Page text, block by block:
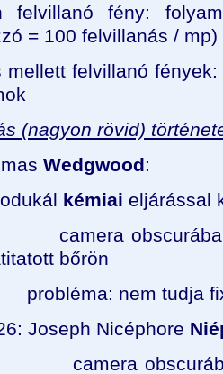
felvillanó fény:
= 100 felvillanás / mp)
mellett felvillanó
(nagyon rövid)
Wedgwood:
kémiai eljárással
obscurába
bőrön
nem tudja
Joseph Nicéphore
obscurába